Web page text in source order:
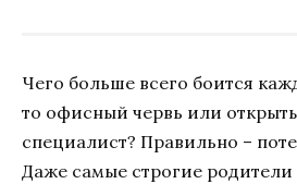
Чего больше всего боится
то офисный червь или
специалист? Правильно –
Даже самые строгие родители